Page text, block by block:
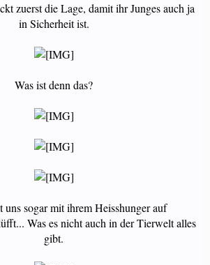
zuerst die Lage, damit ihr Junges auch ja
in Sicherheit ist.
Was ist denn das?
uns sogar mit ihrem Heisshunger auf
Was es nicht auch in der Tierwelt alles
gibt.